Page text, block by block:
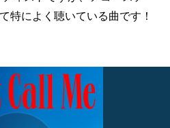
特によく聴いている曲です！